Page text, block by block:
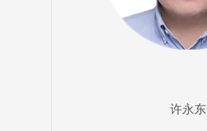
许永东